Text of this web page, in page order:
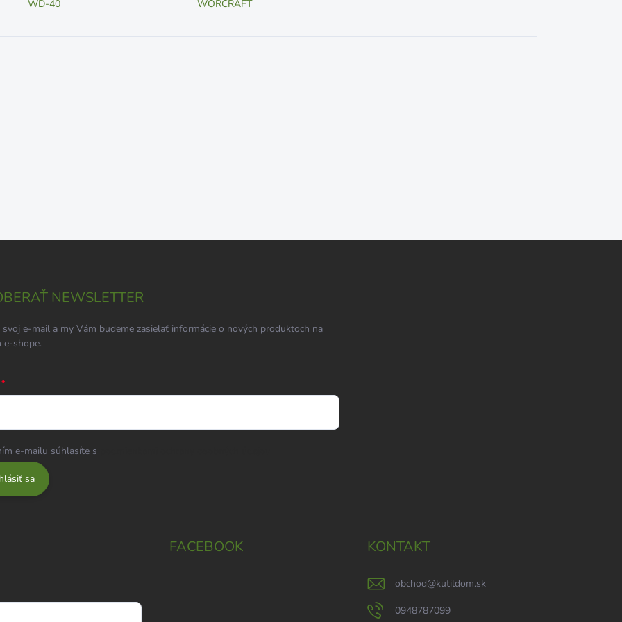
WD-40 WORCRAFT
NEWSLETTER
e-mail a my Vám budeme zasielať informácie o nových produktoch na
e-shope.
e-mailu súhlasíte s
sa
FACEBOOK KONTAKT
obchod@kutildom.sk
0948787099